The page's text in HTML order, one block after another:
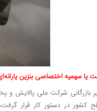
یا سهمیه اختصاصی بنزین
بازرگانی شرکت ملی پالایش و
کشور در دستور کار قرار